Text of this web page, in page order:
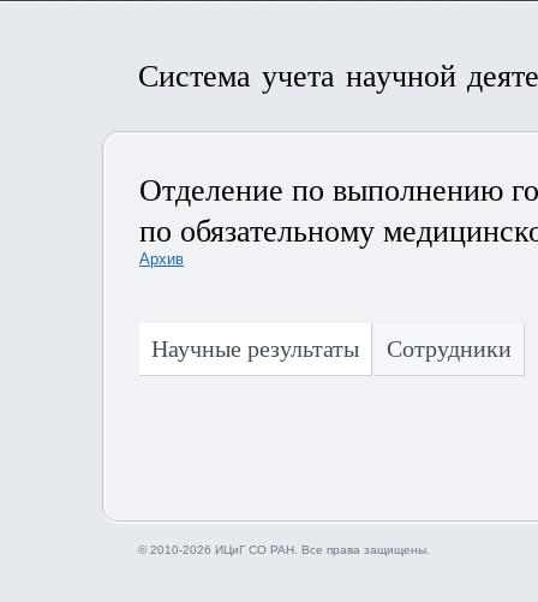
Система учета научной
Отделение по выполнению
по обязательному
Архив
Научные результаты Сотрудники
© 2010-2026 ИЦиГ СО РАН. Все права защищены.